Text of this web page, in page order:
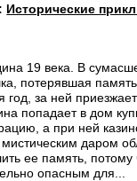
Исторические
19 века. В
потерявшая
год, за ней
попадает в дом
а при ней
мистическим даром
ее память,
опасным для...